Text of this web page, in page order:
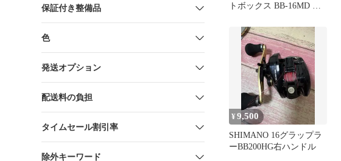
保証付き整備品
色
発送オプション
配送料の負担
タイムセール割引率
除外キーワード
トボックス BB-16MD メ
¥9,500
SHIMANO 16グラップラ
ーBB200HG右ハンドル